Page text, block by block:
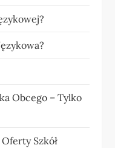
Obcego – Tylko
Szkół